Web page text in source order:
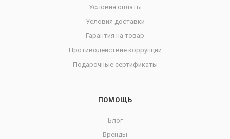
Условия оплаты
Условия доставки
Гарантия на товар
Противодействие коррупции
Подарочные сертификаты
ПОМОЩЬ
Блог
Бренды